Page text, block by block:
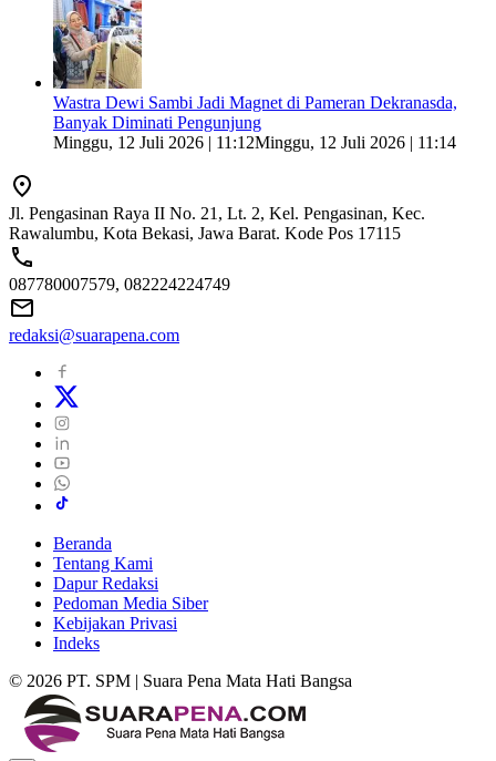
Wastra Dewi Sambi Jadi Magnet di Pameran Dekranasda,
Banyak Diminati Pengunjung
Minggu, 12 Juli 2026 | 11:12Minggu, 12 Juli 2026 | 11:14
Jl. Pengasinan Raya II No. 21, Lt. 2, Kel. Pengasinan, Kec.
Rawalumbu, Kota Bekasi, Jawa Barat. Kode Pos 17115
087780007579, 082224224749
redaksi@suarapena.com
Beranda
Tentang Kami
Dapur Redaksi
Pedoman Media Siber
Kebijakan Privasi
Indeks
© 2026 PT. SPM | Suara Pena Mata Hati Bangsa